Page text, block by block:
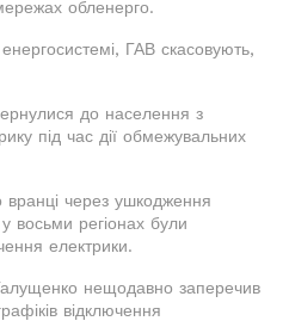
обленерго.
ГАВ скасовують,
до населення з
під час дії обмежувальних
через ушкодження
восьми регіонах були
електрики.
нещодавно заперечив
відключення